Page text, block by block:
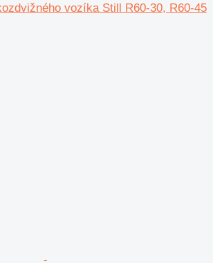
vozíka Still R60-30, R60-45